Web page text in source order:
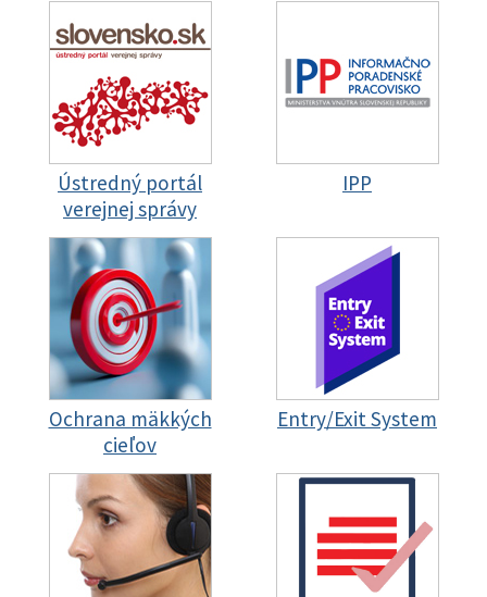
Ústredný portál
verejnej správy
IPP
Ochrana mäkkých
cieľov
Entry/Exit System